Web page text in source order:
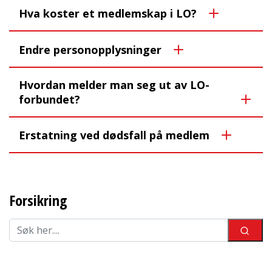
Hva koster et medlemskap i LO?
Endre personopplysninger
Hvordan melder man seg ut av LO-
forbundet?
Erstatning ved dødsfall på medlem
Forsikring